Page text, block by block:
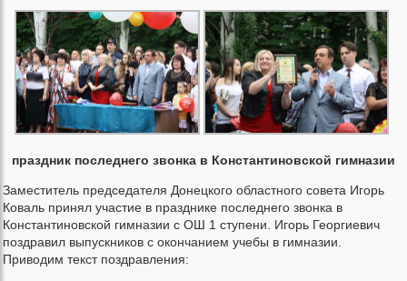
праздник последнего звонка в Константиновской гимназии
Заместитель председателя Донецкого областного совета Игорь
Коваль принял участие в празднике последнего звонка в
Константиновской гимназии с ОШ 1 ступени. Игорь Георгиевич
поздравил выпускников с окончанием учебы в гимназии.
Приводим текст поздравления: